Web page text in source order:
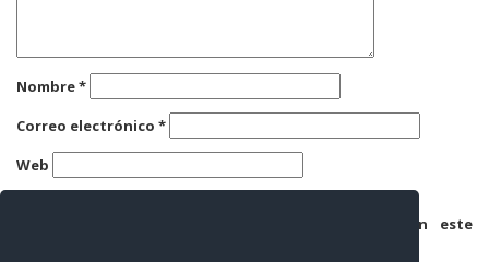
Nombre*
Correo electrónico *
Web
Guarda mi nombre, correo electrónico y web en este